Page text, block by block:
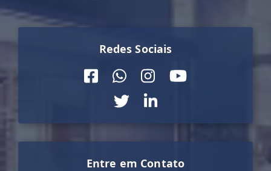
Redes Sociais
Entre em Contato